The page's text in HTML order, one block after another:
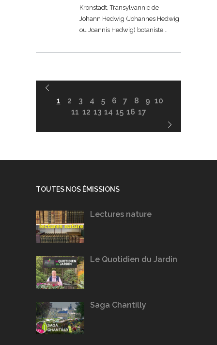
Kronstadt, Transylvannie de
Johann Hedwig (Johannes Hedwig
ou Joannis Hedwig) botaniste
1 2 3 4 5 6 7 8 9 10
11 12 13 14 15 16 17
TOUTES NOS ÉMISSIONS
Lectures nature
Le Quotidien du Jardin
Saga Chantilly